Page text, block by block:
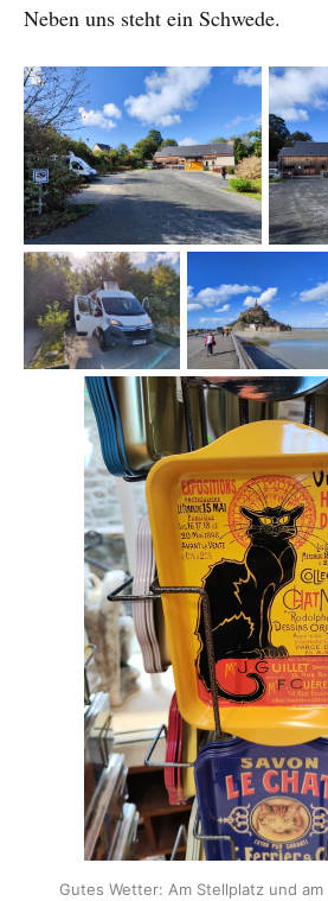
Neben uns steht ein Schwede.
Gutes Wetter: Am Stellplatz und